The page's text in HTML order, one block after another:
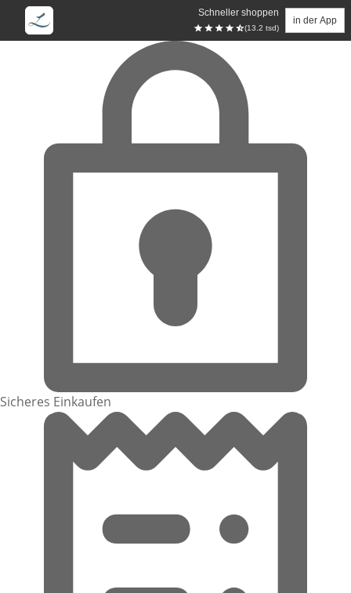
Schneller shoppen
(13.2 tsd)
in der App
Zum Hauptinhalt springen
Sicheres Einkaufen